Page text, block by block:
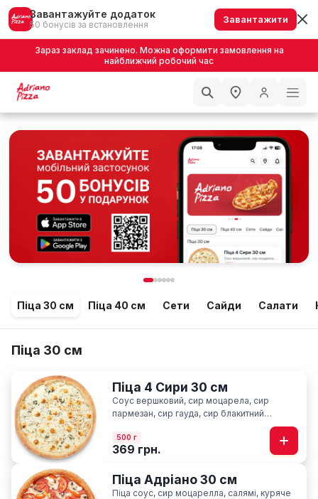
Завантажуйте додаток
50 бонусів за встановлення Завантажити
Зараз заклад зачинено. Можна оформити замовлення на
найближчий робочий час
Піца 30 см Піца 40 см Сети Сайди Салати
Піца 30 см
Піца 4 Сири 30 см
Соус вершковий, сир моцарела, сир
пармезан, сир гауда, сир блакитний
500 г
369 грн.
Піца Адріано 30 см
Піца соус, сир моцарелла, салямі, куряче